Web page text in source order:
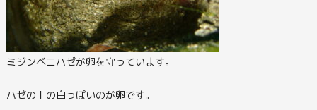
ミジンベニハゼが卵を守っています。
ハゼの上の白っぽいのが卵です。